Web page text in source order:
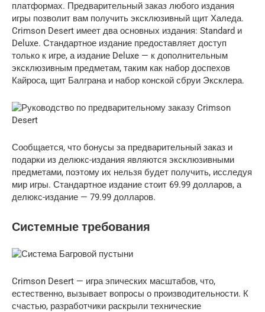
платформах. Предварительный заказ любого издания
игры позволит вам получить эксклюзивный щит Халеда.
Crimson Desert имеет два основных издания: Standard и
Deluxe. Стандартное издание предоставляет доступ
только к игре, а издание Deluxe — к дополнительным
эксклюзивным предметам, таким как набор доспехов
Кайроса, щит Балграна и набор конской сбруи Эксклера.
Сообщается, что бонусы за предварительный заказ и
подарки из делюкс-издания являются эксклюзивными
предметами, поэтому их нельзя будет получить, исследуя
мир игры. Стандартное издание стоит 69.99 долларов, а
делюкс-издание — 79.99 долларов.
Системные требования
Crimson Desert — игра эпических масштабов, что,
естественно, вызывает вопросы о производительности. К
счастью, разработчики раскрыли технические